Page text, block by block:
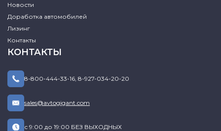
Новости
Доработка автомобилей
Лизинг
Контакты
КОНТАКТЫ
8-800-444-33-16 8-927-034-20-20
sales@avtogigant.com
с 9:00 до 19:00 БЕЗ ВЫХОДНЫХ